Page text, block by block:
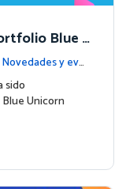
Blue
nueva et
Novedades y eve
sido
Unicorn